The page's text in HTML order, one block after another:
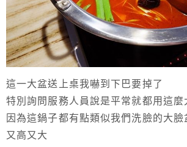
這一大盆送上桌我嚇到下巴要掉了
特別詢問服務人員說是平常就都用這麼
因為這鍋子都有點類似我們洗臉的大臉
又高又大